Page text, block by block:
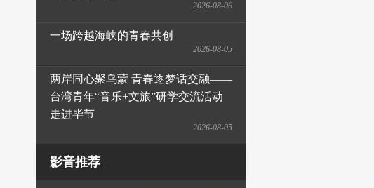
2026-08-06
一场跨越海峡的青春共创
2026-08-05
两岸同心聚乌蒙 青春逐梦话交融——
台湾青年“音乐+文旅”研学交流活动
走进毕节
2026-08-05
影音推荐